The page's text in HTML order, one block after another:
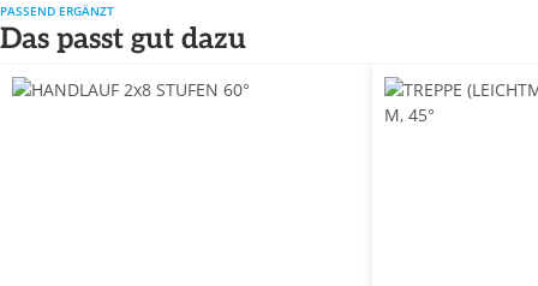
PASSEND ERGÄNZT
Das passt gut dazu